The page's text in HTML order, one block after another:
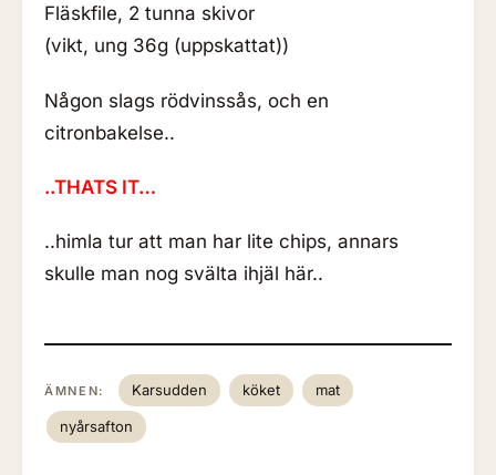
Fläskfile, 2 tunna skivor
(vikt, ung 36g (uppskattat))
Någon slags rödvinssås, och en
citronbakelse..
..THATS IT…
..himla tur att man har lite chips, annars
skulle man nog svälta ihjäl här..
ÄMNEN: Karsudden köket mat
nyårsafton